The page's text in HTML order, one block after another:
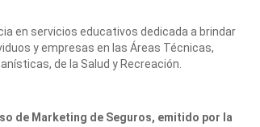
en servicios educativos dedicada a brindar
y empresas en las Áreas Técnicas,
de la Salud y Recreación.
de Marketing de Seguros, emitido por la